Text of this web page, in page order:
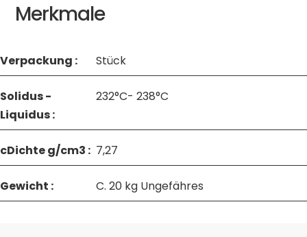
Merkmale
Verpackung : Stück
Solidus -
Liquidus :
232°C- 238°C
cDichte g/cm3 : 7,27
Gewicht : C. 20 kg Ungefähres